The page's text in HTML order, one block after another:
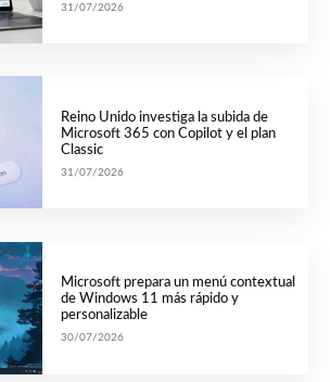
31/07/2026
Reino Unido investiga la subida de
Microsoft 365 con Copilot y el plan
Classic
31/07/2026
Microsoft prepara un menú contextual
de Windows 11 más rápido y
personalizable
30/07/2026